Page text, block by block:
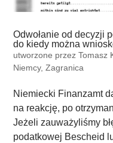
Odwołanie od decyzji
do kiedy można
utworzone przezTomasz
Niemcy,Zagranica
Niemiecki Finanzamt
na reakcję, po
Jeżeli zauważyliśmy
podatkowej Bescheid